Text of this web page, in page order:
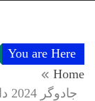
You are Here
Home